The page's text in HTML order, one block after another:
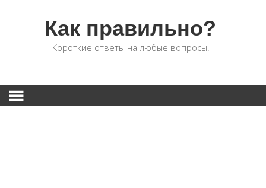
Как правильно?
Короткие ответы на любые вопросы!